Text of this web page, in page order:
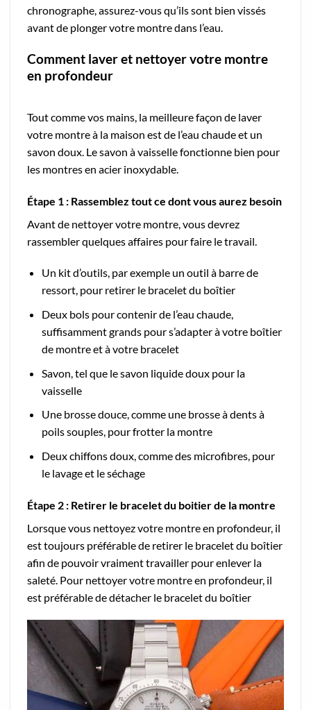
chronographe, assurez-vous qu’ils sont bien vissés
avant de plonger votre montre dans l’eau.
Comment laver et nettoyer votre montre
en profondeur
Tout comme vos mains, la meilleure façon de laver
votre montre à la maison est de l’eau chaude et un
savon doux. Le savon à vaisselle fonctionne bien pour
les montres en acier inoxydable.
Étape 1 : Rassemblez tout ce dont vous aurez besoin
Avant de nettoyer votre montre, vous devrez
rassembler quelques affaires pour faire le travail.
Un kit d’outils, par exemple un outil à barre de
ressort, pour retirer le bracelet du boîtier
Deux bols pour contenir de l’eau chaude,
suffisamment grands pour s’adapter à votre boîtier
de montre et à votre bracelet
Savon, tel que le savon liquide doux pour la
vaisselle
Une brosse douce, comme une brosse à dents à
poils souples, pour frotter la montre
Deux chiffons doux, comme des microfibres, pour
le lavage et le séchage
Étape 2 : Retirer le bracelet du boitier de la montre
Lorsque vous nettoyez votre montre en profondeur, il
est toujours préférable de retirer le bracelet du boîtier
afin de pouvoir vraiment travailler pour enlever la
saleté. Pour nettoyer votre montre en profondeur, il
est préférable de détacher le bracelet du boîtier